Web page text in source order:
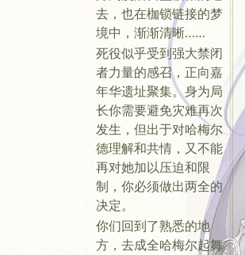
去，也在枷锁链接的梦
境中，渐渐清晰……
死役似乎受到强大禁闭
者力量的感召，正向嘉
年华遗址聚集。身为局
长你需要避免灾难再次
发生，但出于对哈梅尔
德理解和共情，又不能
再对她加以压迫和限
制，你必须做出两全的
决定。
你们回到了熟悉的地
方，去成全哈梅尔起舞